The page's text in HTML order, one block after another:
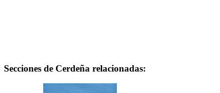
Secciones de Cerdeña relacionadas: